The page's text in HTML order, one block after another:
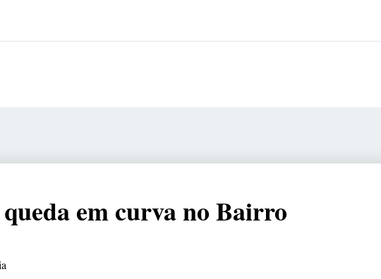
em curva no Bairro